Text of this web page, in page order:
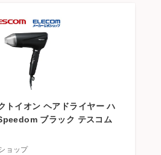
トイオン ヘアドライヤー ハ
ブラック テスコム
ョップ